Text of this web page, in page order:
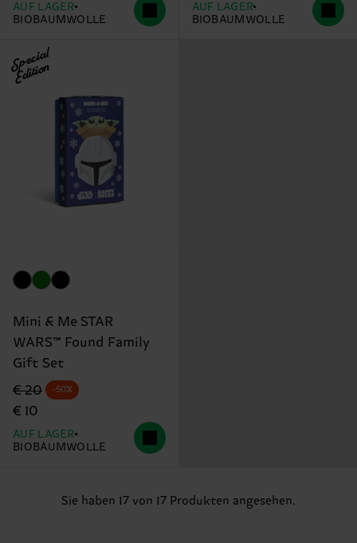
AUF LAGER
BIOBAUMWOLLE
AUF LAGER
BIOBAUMWOLLE
Special
Edition
Mini & Me STAR
WARS™ Found Family
Gift Set
Originalpreis
€ 20
Reduzierter Preis
€ 10
-50%
AUF LAGER
BIOBAUMWOLLE
Sie haben 17 von 17 Produkten angesehen.